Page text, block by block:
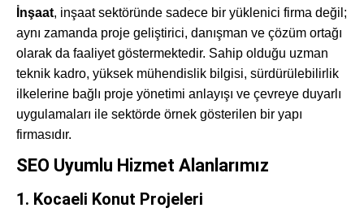
İnşaat, inşaat sektöründe sadece bir yüklenici firma değil;
aynı zamanda proje geliştirici, danışman ve çözüm ortağı
olarak da faaliyet göstermektedir. Sahip olduğu uzman
teknik kadro, yüksek mühendislik bilgisi, sürdürülebilirlik
ilkelerine bağlı proje yönetimi anlayışı ve çevreye duyarlı
uygulamaları ile sektörde örnek gösterilen bir yapı
firmasıdır.
SEO Uyumlu Hizmet Alanlarımız
1. Kocaeli Konut Projeleri